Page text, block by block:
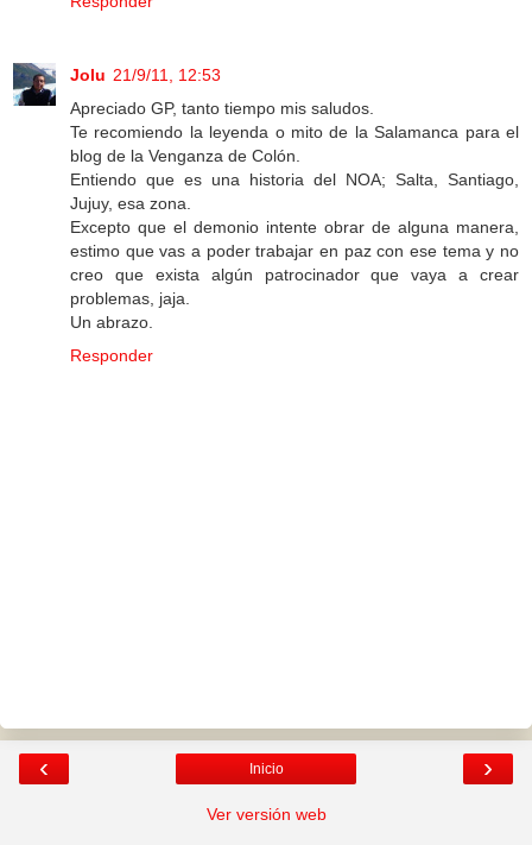
Jolu 21/9/11, 12:53
Apreciado GP, tanto tiempo mis saludos.
Te recomiendo la leyenda o mito de la Salamanca para el
blog de la Venganza de Colón.
Entiendo que es una historia del NOA; Salta, Santiago,
Jujuy, esa zona.
Excepto que el demonio intente obrar de alguna manera,
estimo que vas a poder trabajar en paz con ese tema y no
creo que exista algún patrocinador que vaya a crear
problemas, jaja.
Un abrazo.
Responder
‹ ›
Inicio
Ver versión web